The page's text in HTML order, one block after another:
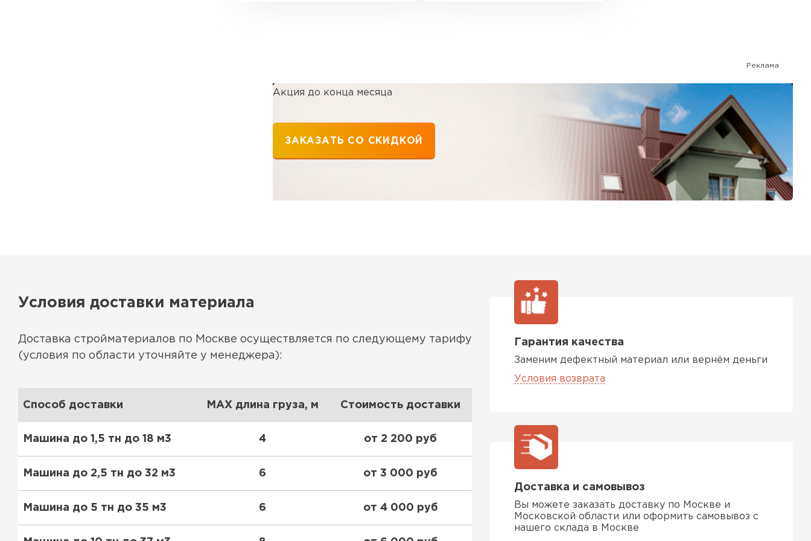
Реклама
Акция до конца месяца
ЗАКАЗАТЬ СО СКИДКОЙ
Условия доставки материала
Доставка стройматериалов по Москве осуществляется по следующему тарифу
(условия по области уточняйте у менеджера):
Способ доставки MAX длина груза, м Стоимость доставки
Машина до 1,5 тн до 18 м3 4 от 2 200 руб
Машина до 2,5 тн до 32 м3 6 от 3 000 руб
Машина до 5 тн до 35 м3 6 от 4 000 руб
Гарантия качества
Заменим дефектный материал или вернём деньги
Условия возврата
Доставка и самовывоз
Вы можете заказать доставку по Москве и
Московской области или оформить самовывоз с
нашего склада в Москве